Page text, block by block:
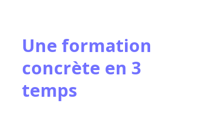
Une formation
concrète en 3
temps